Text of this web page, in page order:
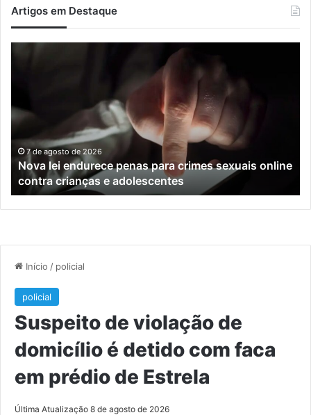
Artigos em Destaque
para
crimes
sexuais
online
contra
crianças
e
adolescentes
7 de agosto de 2026
Nova lei endurece penas para crimes sexuais online
contra crianças e adolescentes